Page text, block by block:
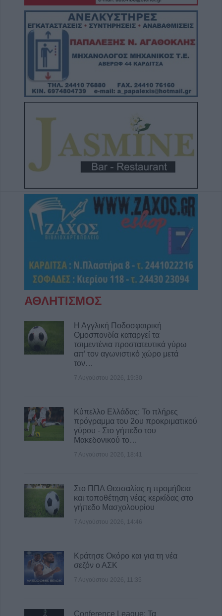
ΑΘΛΗΤΙΣΜΟΣ
Η Αγγλική Ποδοσφαιρική
Ομοσπονδία καταργεί τα
τσιμεντένια προστατευτικά γύρω
απ’ τον αγωνιστικό χώρο μετά
τον…
7 Αυγούστου 2026, 19:30
Κύπελλο Ελλάδας: Το πλήρες
πρόγραμμα του 2ου προκριματικού
γύρου - Στο γήπεδο του
Μακεδονικού το…
7 Αυγούστου 2026, 18:41
Στο ΠΠΑ Θεσσαλίας η προμήθεια
και τοποθέτηση νέας κερκίδας στο
γήπεδο Μασχολουρίου
7 Αυγούστου 2026, 14:46
Κράτησε Οκόρο και για τη νέα
σεζόν ο ΑΣΚ
7 Αυγούστου 2026, 11:35
Conference League: Τα